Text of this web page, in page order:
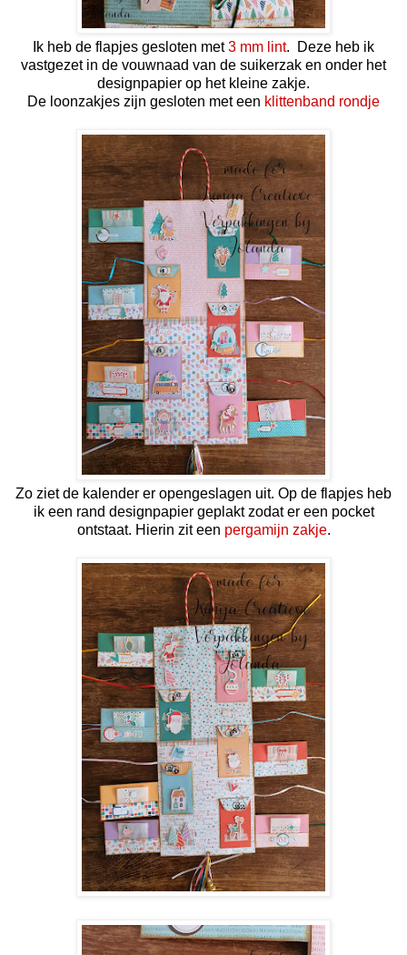
Ik heb de flapjes gesloten met3 mm lint. Deze heb ik
vastgezet in de vouwnaad van de suikerzak en onder het
designpapier op het kleine zakje.
De loonzakjes zijn gesloten met een klittenband rondje
Zo ziet de kalender er opengeslagen uit. Op de flapjes heb
ik een rand designpapier geplakt zodat er een pocket
ontstaat. Hierin zit een pergamijn zakje.